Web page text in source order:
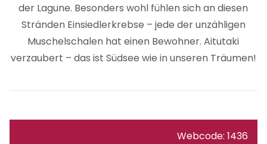
der Lagune. Besonders wohl fühlen sich an diesen
Stränden Einsiedlerkrebse – jede der unzähligen
Muschelschalen hat einen Bewohner. Aitutaki
verzaubert – das ist Südsee wie in unseren Träumen!
Webcode: 1436